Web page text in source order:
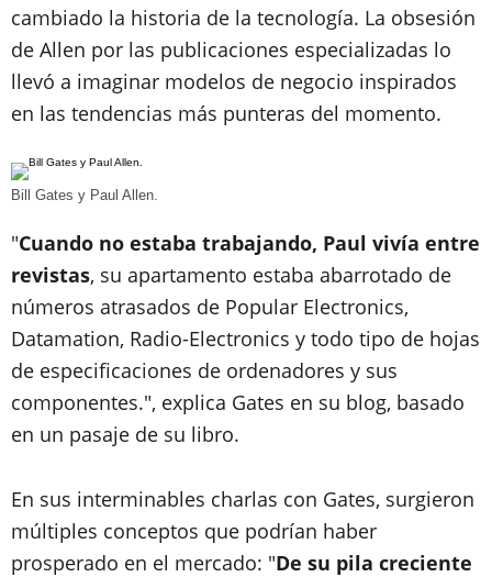
cambiado la historia de la tecnología. La obsesión
de Allen por las publicaciones especializadas lo
llevó a imaginar modelos de negocio inspirados
en las tendencias más punteras del momento.
Bill Gates y Paul Allen.
"Cuando no estaba trabajando, Paul vivía entre
revistas, su apartamento estaba abarrotado de
números atrasados de Popular Electronics,
Datamation, Radio-Electronics y todo tipo de hojas
de especificaciones de ordenadores y sus
componentes.", explica Gates en su blog, basado
en un pasaje de su libro.
En sus interminables charlas con Gates, surgieron
múltiples conceptos que podrían haber
prosperado en el mercado: "De su pila creciente